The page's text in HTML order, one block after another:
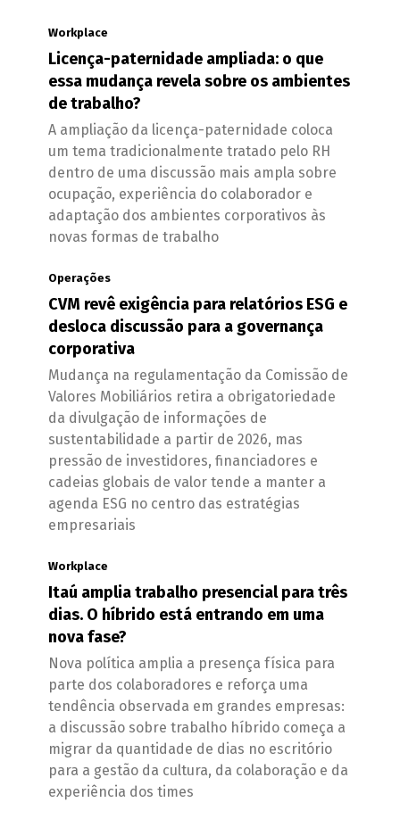
Workplace
Licença-paternidade ampliada: o que
essa mudança revela sobre os ambientes
de trabalho?
A ampliação da licença-paternidade coloca
um tema tradicionalmente tratado pelo RH
dentro de uma discussão mais ampla sobre
ocupação, experiência do colaborador e
adaptação dos ambientes corporativos às
novas formas de trabalho
Operações
CVM revê exigência para relatórios ESG e
desloca discussão para a governança
corporativa
Mudança na regulamentação da Comissão de
Valores Mobiliários retira a obrigatoriedade
da divulgação de informações de
sustentabilidade a partir de 2026, mas
pressão de investidores, financiadores e
cadeias globais de valor tende a manter a
agenda ESG no centro das estratégias
empresariais
Workplace
Itaú amplia trabalho presencial para três
dias. O híbrido está entrando em uma
nova fase?
Nova política amplia a presença física para
parte dos colaboradores e reforça uma
tendência observada em grandes empresas:
a discussão sobre trabalho híbrido começa a
migrar da quantidade de dias no escritório
para a gestão da cultura, da colaboração e da
experiência dos times